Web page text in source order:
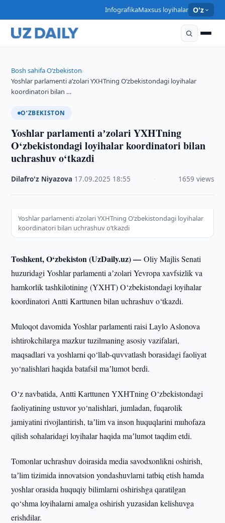
InfografikaMaxsus loyihalar O'z
Bosh sahifa›O‘zbekiston›
Yoshlar parlamenti aʼzolari YXHTning O‘zbekistondagi loyihalar
koordinatori bilan …
O‘ZBEKISTON
Yoshlar parlamenti aʼzolari YXHTning
O‘zbekistondagi loyihalar koordinatori bilan
uchrashuv o‘tkazdi
Dilafro'z Niyazova 17.09.2025 18:55 1659 views
Yoshlar parlamenti aʼzolari YXHTning O‘zbekistondagi loyihalar
koordinatori bilan uchrashuv o‘tkazdi
Toshkent, O‘zbekiston (UzDaily.uz) —Oliy Majlis Senati
huzuridagi Yoshlar parlamenti aʼzolari Yevropa xavfsizlik va
hamkorlik tashkilotining (YXHT) O‘zbekistondagi loyihalar
koordinatori Antti Karttunen bilan uchrashuv o‘tkazdi.
Muloqot davomida Yoshlar parlamenti raisi Laylo Aslonova
ishtirokchilarga mazkur tuzilmaning asosiy vazifalari,
maqsadlari va yoshlarni qo‘llab-quvvatlash borasidagi faoliyat
yo‘nalishlari haqida batafsil maʼlumot berdi.
O‘z navbatida, Antti Karttunen YXHTning O‘zbekistondagi
faoliyatining ustuvor yo‘nalishlari, jumladan, fuqarolik
jamiyatini rivojlantirish, taʼlim va inson huquqlarini muhofaza
qilish sohalaridagi loyihalar haqida maʼlumot taqdim etdi.
Tomonlar uchrashuv doirasida media savodxonlikni oshirish,
taʼlim tizimida innovatsion yondashuvlarni tatbiq etish hamda
yoshlar orasida huquqiy bilimlarni oshirishga qaratilgan
qo‘shma loyihalarni amalga oshirish yuzasidan kelishuvga
erishdilar.